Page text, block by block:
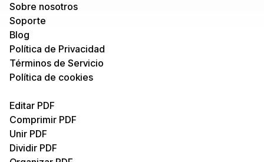
Editar PDF
Comprimir PDF
Unir PDF
Dividir PDF
Sobre nosotros
Soporte
Blog
Política de Privacidad
Términos de Servicio
Política de cookies